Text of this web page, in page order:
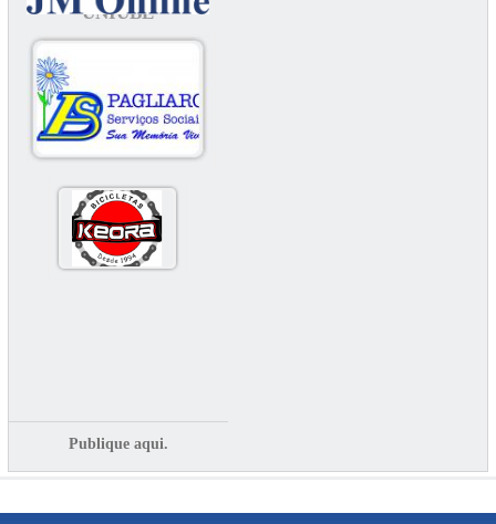
UNIUBE
Publique aqui.